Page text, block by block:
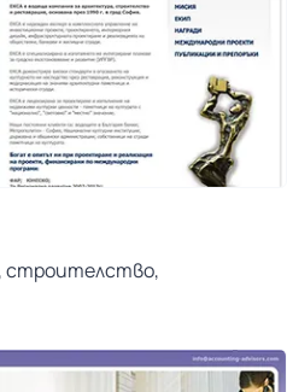
строителство,